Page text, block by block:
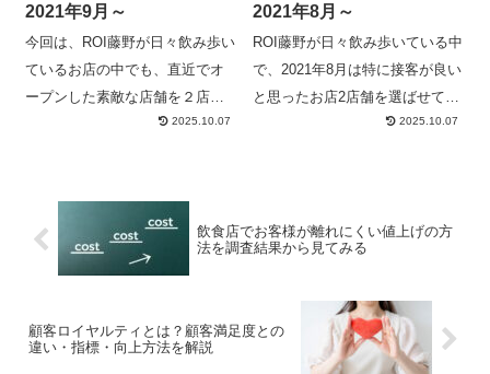
2021年9月～
今回は、ROI藤野が日々飲み歩い
ているお店の中でも、直近でオ
ープンした素敵な店舗を２店舗
を選ばせていただきました！
2025.10.07
2021年8月～
ROI藤野が日々飲み歩いている中
で、2021年8月は特に接客が良い
と思ったお店2店舗を選ばせてい
2025.10.07
飲食店でお客様が離れにくい値上げの方
法を調査結果から見てみる
顧客ロイヤルティとは？顧客満足度との
違い・指標・向上方法を解説